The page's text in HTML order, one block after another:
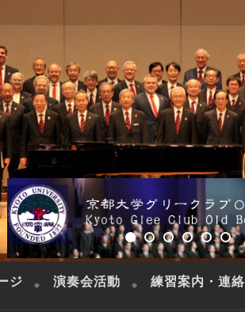
ジ 演奏会活動 練習案内・連絡